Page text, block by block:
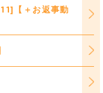
【＋お返事動